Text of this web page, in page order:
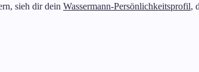
sieh dir dein Wassermann-Persönlichkeitsprofil,